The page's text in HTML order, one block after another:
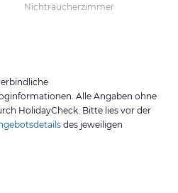
Nichtraucherzimmer
Alle Angaben ohne
HolidayCheck. Bitte lies vor der
des jeweiligen